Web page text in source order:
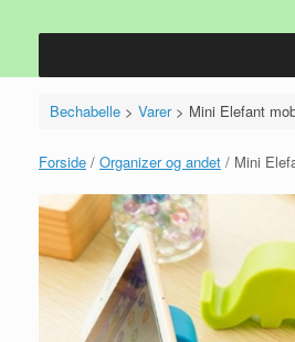
Bechabelle> Varer> Mini Elefant
Forside / Organizer og andet / Mini